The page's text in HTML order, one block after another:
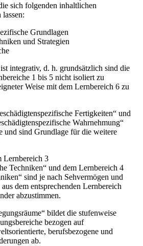
sich folgenden inhaltlichen
Grundlagen
und Strategien
integrativ, d. h. grundsätzlich sind die
1 bis 5 nicht isoliert zu
Weise mit dem Lernbereich 6 zu
Fertigkeiten“ und
Wahrnehmung“
und sind Grundlage für die weitere
Lernbereich 3
Techniken“ und dem Lernbereich 4
sind je nach Sehvermögen und
dem entsprechenden Lernbereich
abzustimmen.
bildet die stufenweise
bezogen auf
berufsbezogene und
ab.